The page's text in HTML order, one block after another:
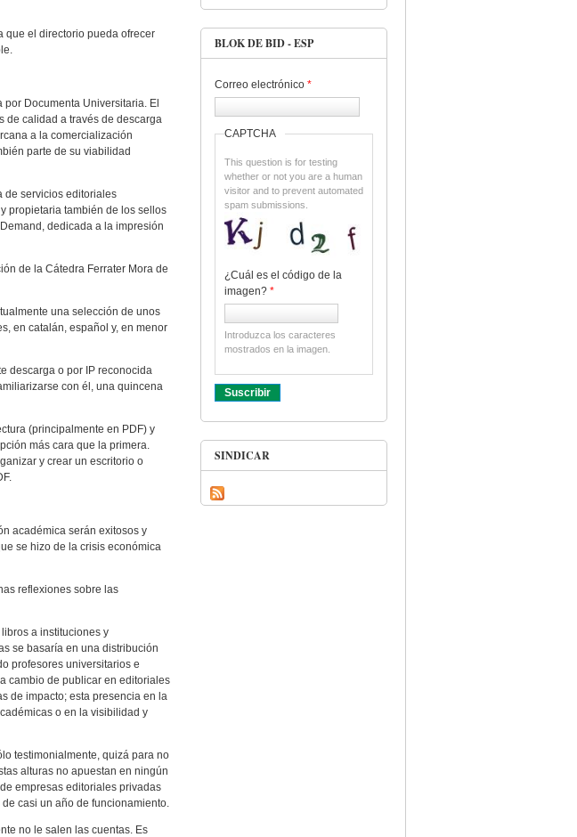
que el directorio pueda ofrecer
Documenta Universitaria. El
de calidad a través de descarga
a la comercialización
parte de su viabilidad
de servicios editoriales
propietaria también de los sellos
dedicada a la impresión
de la Cátedra Ferrater Mora de
una selección de unos
en catalán, español y, en menor
descarga o por IP reconocida
con él, una quincena
(principalmente en PDF) y
más cara que la primera.
y crear un escritorio o
académica serán exitosos y
se hizo de la crisis económica
reflexiones sobre las
a instituciones y
se basaría en una distribución
profesores universitarios e
cambio de publicar en editoriales
de impacto; esta presencia en la
o en la visibilidad y
testimonialmente, quizá para no
alturas no apuestan en ningún
empresas editoriales privadas
casi un año de funcionamiento.
no le salen las cuentas. Es
BLOK DE BID - ESP
Correo electrónico *
CAPTCHA
This question is for testing
whether or not you are a human
visitor and to prevent automated
spam submissions.
¿Cuál es el código de la
imagen? *
Introduzca los caracteres
mostrados en la imagen.
SINDICAR